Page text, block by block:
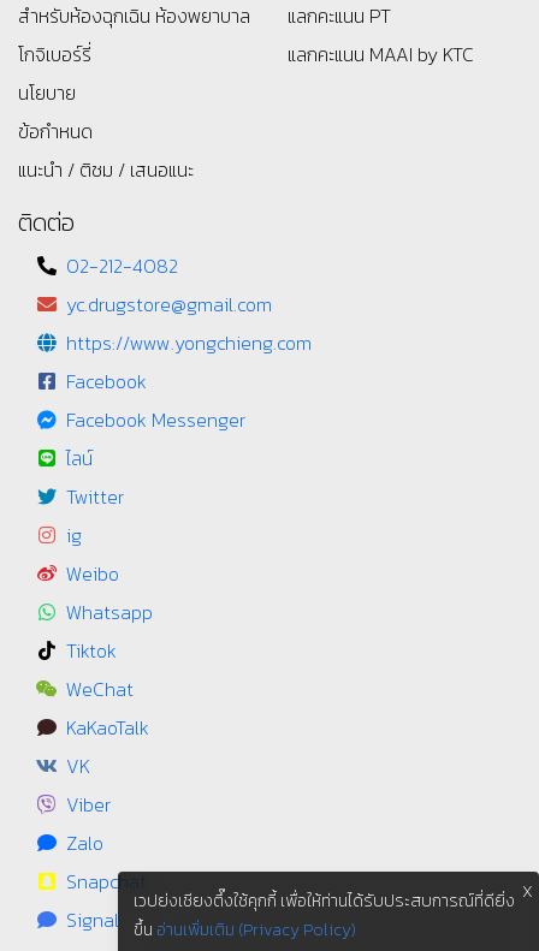
สำหรับห้องฉุกเฉิน ห้องพยาบาล
โกจิเบอร์รี่
นโยบาย
ข้อกำหนด
แนะนำ / ติชม / เสนอแนะ
แลกคะแนน PT
แลกคะแนน MAAI by KTC
ติดต่อ
02-212-4082
yc.drugstore@gmail.com
https://www.yongchieng.com
Facebook
Facebook Messenger
ไลน์
Twitter
ig
Weibo
Whatsapp
Tiktok
WeChat
KaKaoTalk
VK
Viber
Zalo
Snapchat
Signal
X
เวปย่งเชียงตึ๊งใช้คุกกี้ เพื่อให้ท่านได้รับประสบการณ์ที่ดียิ่ง
ขึ้น อ่านเพิ่มเติม (Privacy Policy)